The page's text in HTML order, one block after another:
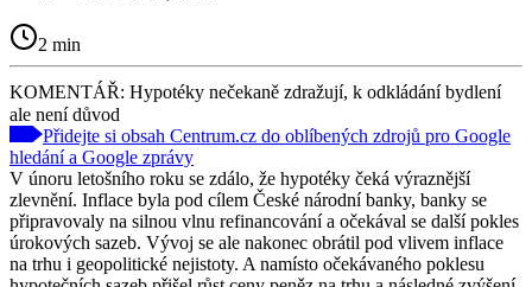
2 min
KOMENTÁŘ: Hypotéky nečekaně zdražují, k odkládání bydlení
ale není důvod
Přidejte si obsah Centrum.cz do oblíbených zdrojů pro Google
hledání a Google zprávy
V únoru letošního roku se zdálo, že hypotéky čeká výraznější
zlevnění. Inflace byla pod cílem České národní banky, banky se
připravovaly na silnou vlnu refinancování a očekával se další pokles
úrokových sazeb. Vývoj se ale nakonec obrátil pod vlivem inflace
na trhu i geopolitické nejistoty. A namísto očekávaného poklesu